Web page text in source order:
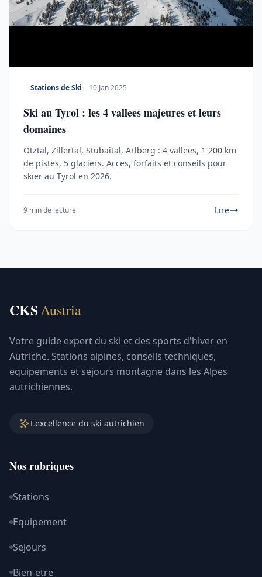
Stations de Ski 10 Jan 2025
Ski au Tyrol : les 4 vallees majeures et leurs
domaines
Otztal, Zillertal, Stubaital, Arlberg : 4 vallees, 1 200 km
de pistes, 5 glaciers. Acces, forfaits et conseils pour
skier au Tyrol en 2026.
9 min de lecture Lire
CKSAustria
Votre guide expert du ski et des sports d'hiver en
Autriche. Stations alpines, conseils techniques,
equipements et sejours montagne dans les Alpes
autrichiennes.
L'excellence du ski autrichien
Nos rubriques
Stations
Equipement
Sejours
Bien-etre